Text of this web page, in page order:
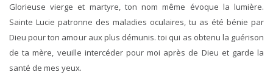
Glorieuse vierge et martyre, ton nom même évoque la lumière.
Sainte Lucie patronne des maladies oculaires, tu as été bénie par
Dieu pour ton amour aux plus démunis. toi qui as obtenu la guérison
de ta mère, veuille intercéder pour moi après de Dieu et garde la
santé de mes yeux.